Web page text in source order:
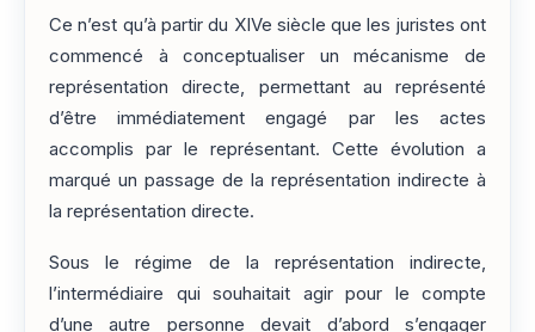
Ce n’est qu’à partir du XIVe siècle que les juristes ont
commencé à conceptualiser un mécanisme de
représentation directe, permettant au représenté
d’être immédiatement engagé par les actes
accomplis par le représentant. Cette évolution a
marqué un passage de la représentation indirecte à
la représentation directe.
Sous le régime de la représentation indirecte,
l’intermédiaire qui souhaitait agir pour le compte
d’une autre personne devait d’abord s’engager